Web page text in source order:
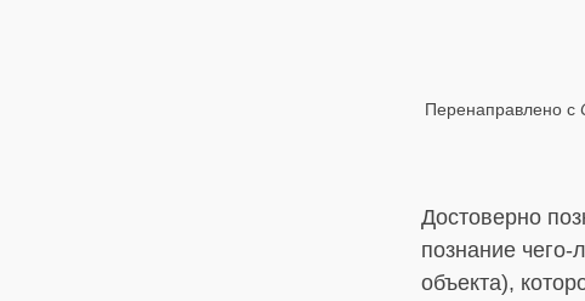
Перенаправлено с
Достоверно
познание
объекта),